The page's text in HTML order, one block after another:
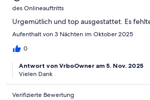
des Onlineauftritts
Urgemütlich und top ausgestattet. Es
Aufenthalt von 3 Nächten im Oktober 2025
0
Antwort von VrboOwner am 5. Nov. 2025
Vielen Dank
Verifizierte Bewertung